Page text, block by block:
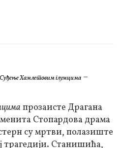
Суђење Хамлетовим глумцима –
прозаисте Драгана
Стопардова драма
су мртви, полазиште
трагедији. Станишића,